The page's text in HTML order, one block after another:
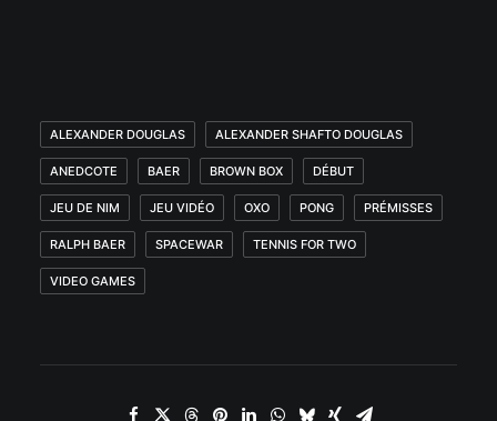
ALEXANDER DOUGLAS ALEXANDER SHAFTO DOUGLAS
ANEDCOTE BAER BROWN BOX DÉBUT
JEU DE NIM JEU VIDÉO OXO PONG PRÉMISSES
RALPH BAER SPACEWAR TENNIS FOR TWO
VIDEO GAMES